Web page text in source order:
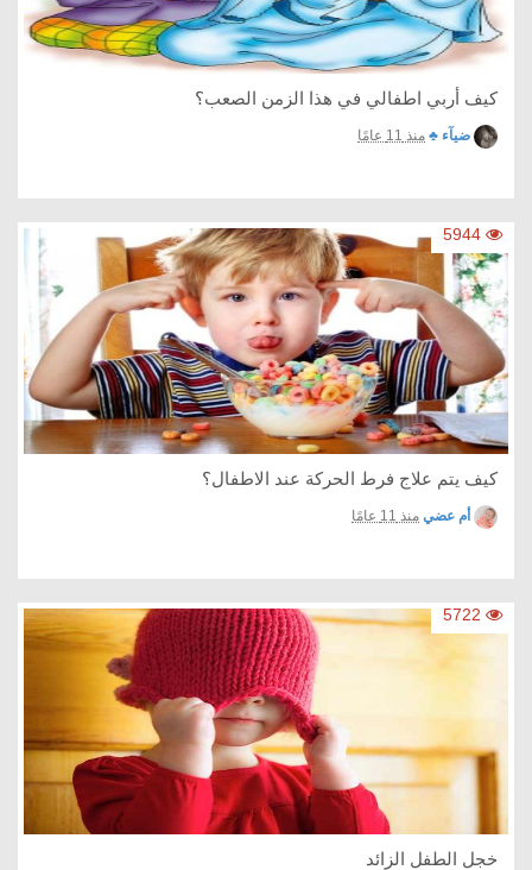
كيف أربي اطفالي في هذا الزمن الصعب؟
ضيآء ♣ منذ 11 عامًا
5944
كيف يتم علاج فرط الحركة عند الاطفال؟
أم عضي منذ 11 عامًا
5722
خجل الطفل الزائد